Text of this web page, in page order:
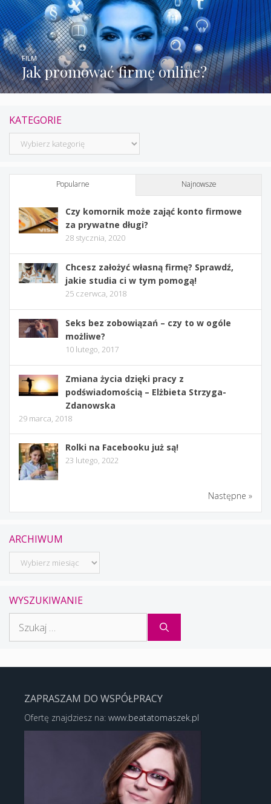
Jak promować firmę online?
FILM
KATEGORIE
Kategorie
Popularne Najnowsze
Czy komornik może zająć konto firmowe
za prywatne długi?
28 stycznia, 2020
Chcesz założyć własną firmę? Sprawdź,
jakie studia ci w tym pomogą!
25 czerwca, 2018
Seks bez zobowiązań – czy to w ogóle
możliwe?
10 lutego, 2017
Zmiana życia dzięki pracy z
podświadomością – Elżbieta Strzyga-
Zdanowska
29 marca, 2018
Rolki na Facebooku już są!
23 lutego, 2022
Następne »
ARCHIWUM
Archiwum
WYSZUKIWANIE
ZAPRASZAM DO WSPÓŁPRACY
Ofertę znajdziesz na: www.beatatomaszek.pl